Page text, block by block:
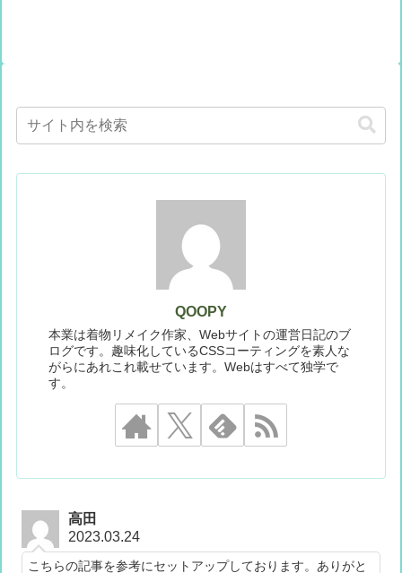
QOOPY
本業は着物リメイク作家、Webサイトの運営日記のブ
ログです。趣味化しているCSSコーティングを素人な
がらにあれこれ載せています。Webはすべて独学で
す。
高田
2023.03.24
こちらの記事を参考にセットアップしております。ありがと